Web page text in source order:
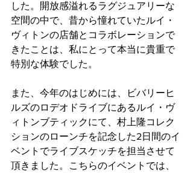
した。開放感溢れるラグジュアリーな
空間の中で、昔から憧れていたルイ・
ヴィトンの店舗とコラボレーションで
きたことは、私にとって本当に貴重で
特別な体験でした。
また、今年のはじめには、ビバリーヒ
ルズのロデオドライブにあるルイ・ヴ
ィトンブティックにて、村上隆コレク
ションのローンチを記念した2日間のイ
ベントでライブスケッチを担当させて
頂きました。こちらのイベントでは、